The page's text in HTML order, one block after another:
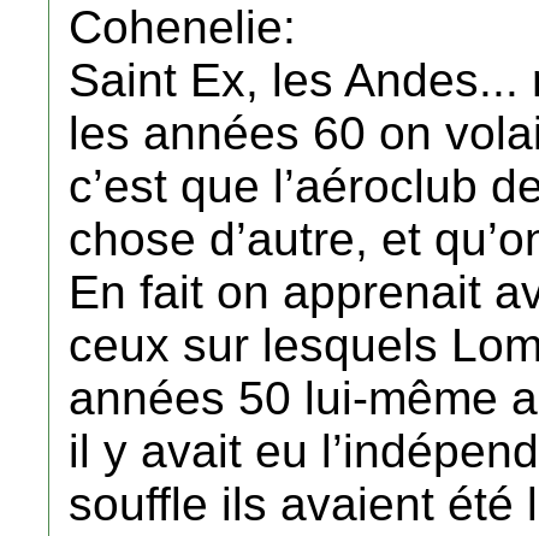
Cohenelie:
Saint Ex, les Andes...
les années 60 on
c’est que l’aéroclub
chose d’autre, et
En fait on apprenait
ceux sur lesquels
années 50 lui-même
il y avait eu
souffle ils avaient été